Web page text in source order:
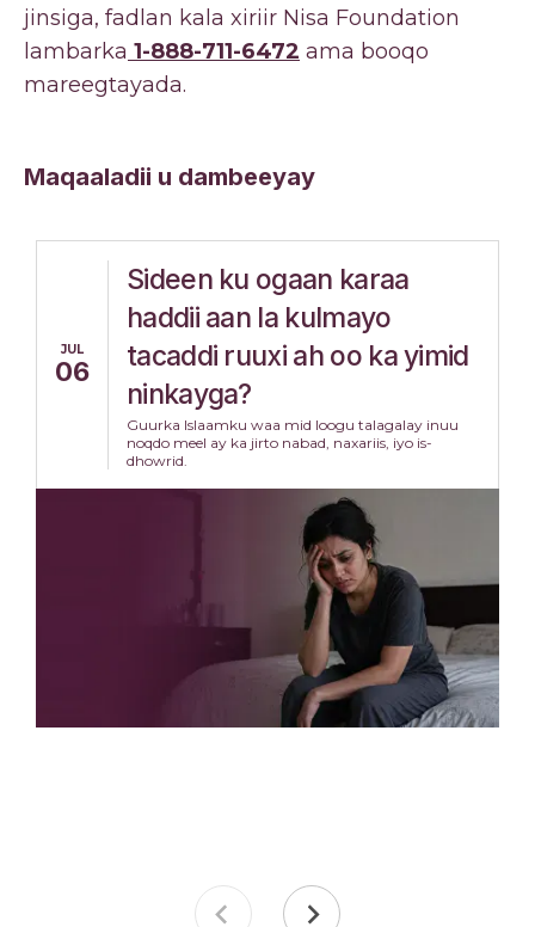
jinsiga, fadlan kala xiriir Nisa Foundation
lambarka 1-888-711-6472 ama booqo
mareegtayada.
Maqaaladii u dambeeyay
JUL
06
Sideen ku ogaan karaa
haddii aan la kulmayo
tacaddi ruuxi ah oo ka yimid
ninkayga?
Guurka Islaamku waa mid loogu talagalay inuu
noqdo meel ay ka jirto nabad, naxariis, iyo is-
dhowrid.